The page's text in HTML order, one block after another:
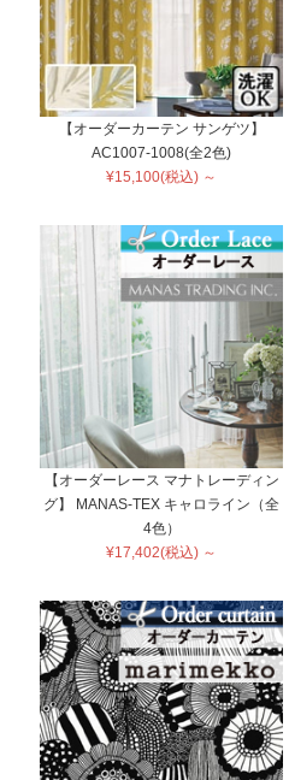
【オーダーカーテン サンゲツ】
AC1007-1008(全2色)
¥15,100(税込) ～
【オーダーレース マナトレーディン
グ】 MANAS-TEX キャロライン（全
4色）
¥17,402(税込) ～